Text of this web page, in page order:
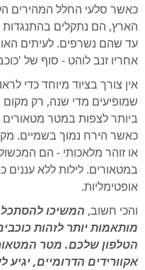
כאשר סלעי החלל המהירים
הארץ, הם נתקלים
עד שהם נשרפים. לעיתים
אחריו זנב לוהט - סוף של
אין צורך בציוד מיוחד כדי
שמופיעים מדי שנה, רק מקום
ביותר לצפות במטר
כאשר הירח נמוך בשמיים.
או זוהר מלאכותי - הם
במטאורים. לילות ללא עננים
אופטימליות.
והכי חשוב, המשיכו
מותאמות יותר לזהות
הטלפון שלכם. מטר
אקוורידים הדרומיים, יגיע